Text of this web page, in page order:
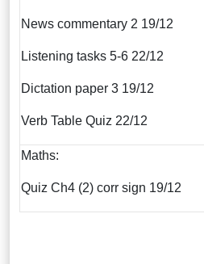
News commentary 2 19/12
Listening tasks 5-6 22/12
Dictation paper 3 19/12
Verb Table Quiz 22/12
Maths:
Quiz Ch4 (2) corr sign 19/12